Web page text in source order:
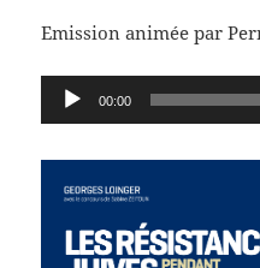
Emission animée par
Lecteur
audio
00:00